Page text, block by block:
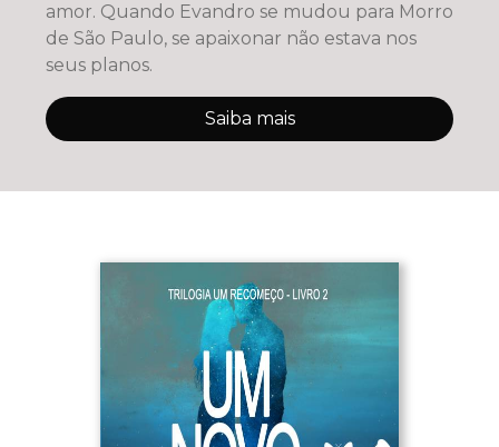
amor. Quando Evandro se mudou para Morro
de São Paulo, se apaixonar não estava nos
seus planos.
Saiba mais